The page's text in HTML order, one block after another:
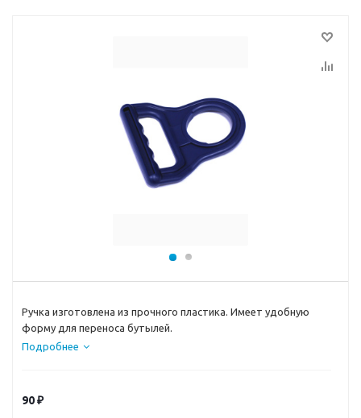
Ручка изготовлена из прочного пластика. Имеет удобную
форму для переноса бутылей.
Подробнее
90₽